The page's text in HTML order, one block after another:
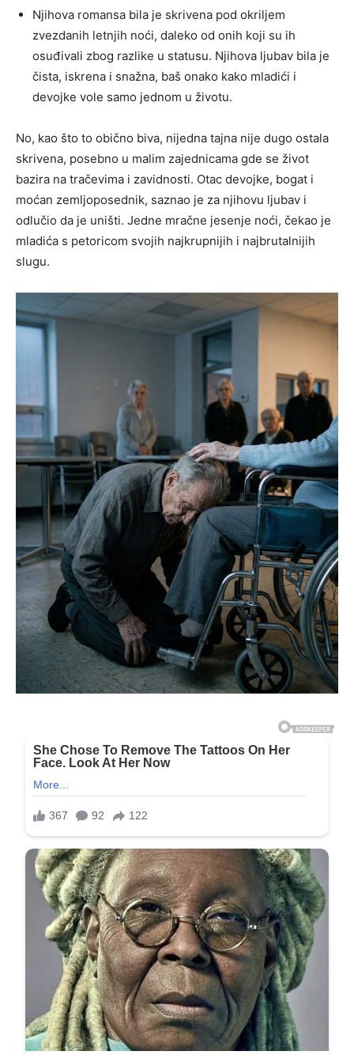
Njihova romansa bila je skrivena pod okriljem
zvezdanih letnjih noći, daleko od onih koji su ih
osuđivali zbog razlike u statusu. Njihova ljubav bila je
čista, iskrena i snažna, baš onako kako mladići i
devojke vole samo jednom u životu.
No, kao što to obično biva, nijedna tajna nije dugo ostala
skrivena, posebno u malim zajednicama gde se život
bazira na tračevima i zavidnosti. Otac devojke, bogat i
moćan zemljoposednik, saznao je za njihovu ljubav i
odlučio da je uništi. Jedne mračne jesenje noći, čekao je
mladića s petoricom svojih najkrupnijih i najbrutalnijih
slugu.